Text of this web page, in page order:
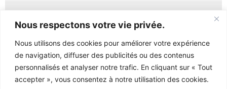
Nous respectons votre vie privée.
Nous utilisons des cookies pour améliorer votre expérience
de navigation, diffuser des publicités ou des contenus
personnalisés et analyser notre trafic. En cliquant sur « Tout
accepter », vous consentez à notre utilisation des cookies.
SOCLE RAINURÉ D’ANGLE 55 X
55
17